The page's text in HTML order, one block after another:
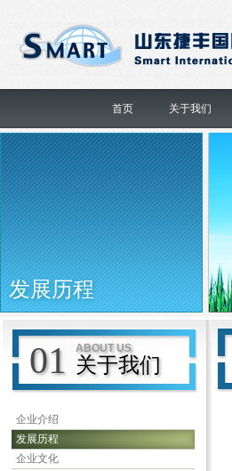
首页 关于我们
发展历程
01 ABOUT US
关于我们
企业介绍
发展历程
企业文化